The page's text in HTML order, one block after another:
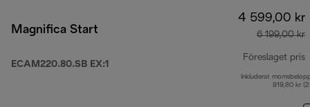
Magnifica Start
ECAM220.80.SB EX:1
4 599,00 kr
6 199,00 kr
Föreslaget pris
Inkluderat
919,80 kr